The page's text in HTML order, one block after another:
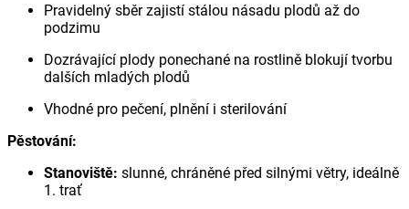
Pravidelný sběr zajistí stálou násadu plodů až do
podzimu
Dozrávající plody ponechané na rostlině blokují tvorbu
dalších mladých plodů
Vhodné pro pečení, plnění i sterilování
Pěstování:
Stanoviště: slunné, chráněné před silnými větry, ideálně
1. trať